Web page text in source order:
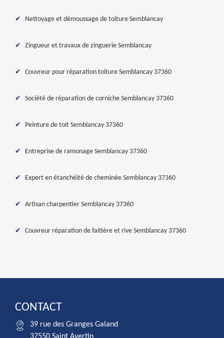
Nettoyage et démoussage de toiture Semblancay
Zingueur et travaux de zinguerie Semblancay
Couvreur pour réparation toiture Semblancay 37360
Société de réparation de corniche Semblancay 37360
Peinture de toit Semblancay 37360
Entreprise de ramonage Semblancay 37360
Expert en étanchéité de cheminée Semblancay 37360
Artisan charpentier Semblancay 37360
Couvreur réparation de faitière et rive Semblancay 37360
CONTACT
39 rue des Granges Galand